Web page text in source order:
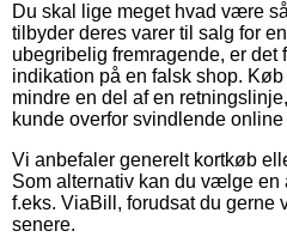
Du skal lige meget hvad være
tilbyder deres varer til salg for
ubegribelig fremragende, er det
indikation på en falsk shop.
mindre en del af en
kunde overfor svindlende online
Vi anbefaler generelt kortkøb
Som alternativ kan du vælge
f.eks. ViaBill, forudsat du gerne
senere.